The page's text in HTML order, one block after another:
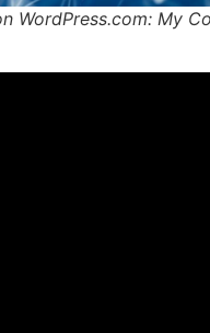
WordPress.com: My